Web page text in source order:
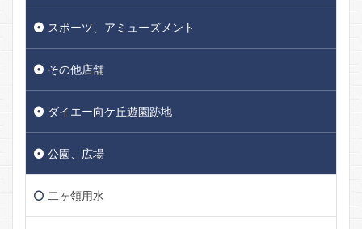
スポーツ、アミューズメント
その他店舗
ダイエー向ケ丘遊園跡地
公園、広場
二ヶ領用水